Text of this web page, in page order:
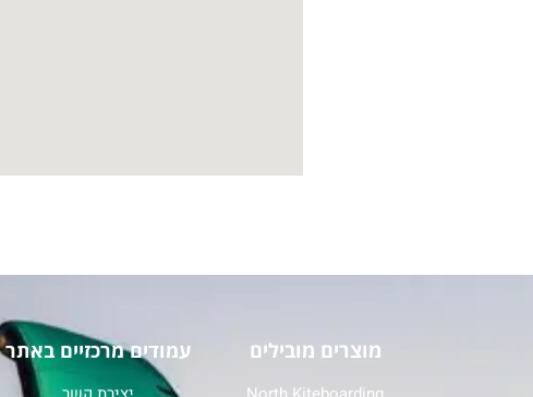
מוצרים מובילים עמודים מרכזיים באתר